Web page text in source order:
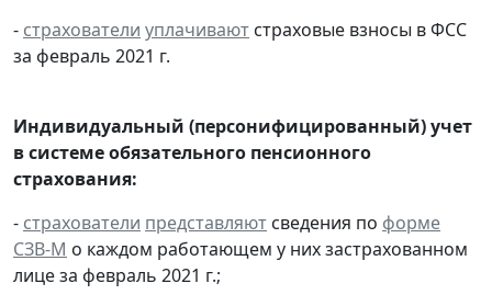
- страхователи уплачивают страховые взносы в ФСС
за февраль 2021 г.
Индивидуальный (персонифицированный) учет
в системе обязательного пенсионного
страхования:
- страхователи представляют сведения по форме
СЗВ-М о каждом работающем у них застрахованном
лице за февраль 2021 г.;